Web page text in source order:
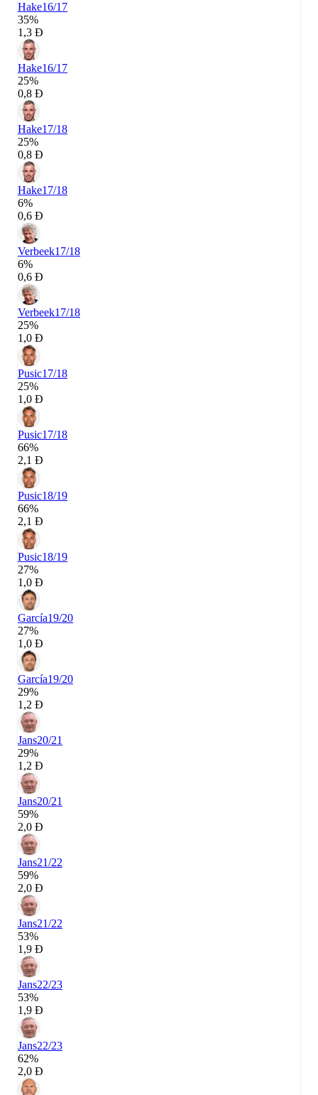
Hake16/17
35%
1,3 Đ
Hake16/17
25%
0,8 Đ
Hake17/18
25%
0,8 Đ
Hake17/18
6%
0,6 Đ
Verbeek17/18
6%
0,6 Đ
Verbeek17/18
25%
1,0 Đ
Pusic17/18
25%
1,0 Đ
Pusic17/18
66%
2,1 Đ
Pusic18/19
66%
2,1 Đ
Pusic18/19
27%
1,0 Đ
García19/20
27%
1,0 Đ
García19/20
29%
1,2 Đ
Jans20/21
29%
1,2 Đ
Jans20/21
59%
2,0 Đ
Jans21/22
59%
2,0 Đ
Jans21/22
53%
1,9 Đ
Jans22/23
53%
1,9 Đ
Jans22/23
62%
2,0 Đ